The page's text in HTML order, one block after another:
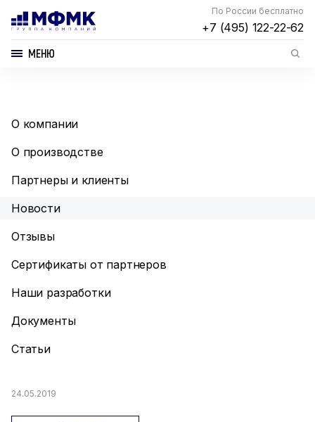
По России бесплатно
+7 (495) 122-22-62
МЕНЮ
О компании
О производстве
Партнеры и клиенты
Новости
Отзывы
Сертификаты от партнеров
Наши разработки
Документы
Статьи
24.05.2019